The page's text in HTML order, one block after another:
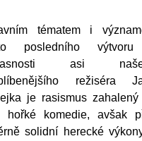
tématem i
posledního
asi
režiséra
je rasismus
hořké komedie, avšak
solidní herecké